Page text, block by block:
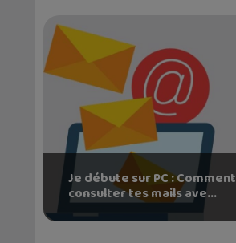
Je débute sur PC : Comment
consulter tes mails ave...